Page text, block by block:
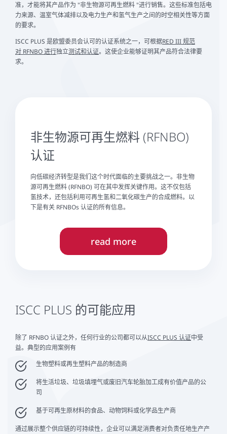
准，才能将其产品作为 "非生物源可再生燃料 "进行销售。这些标准包括电
力来源、温室气体减排以及电力生产和氢气生产之间的时空相关性等方面
的要求。
ISCC PLUS 是欧盟委员会认可的认证系统之一，可根据RED III 规范
对 RFNBO 进行独立测试和认证。这使企业能够证明其产品符合法律要
求。
非生物源可再生燃料 (RFNBO)
认证
向低碳经济转型是我们这个时代面临的主要挑战之一。非生物
源可再生燃料 (RFNBO) 可在其中发挥关键作用。这不仅包括
氢技术，还包括利用可再生氢和二氧化碳生产的合成燃料。以
下是有关 RFNBOs 认证的所有信息。
read more
ISCC PLUS 的可能应用
除了 RFNBO 认证之外，任何行业的公司都可以从ISCC PLUS 认证中受
益。典型的应用案例有
生物塑料或再生塑料产品的制造商
将生活垃圾、垃圾填埋气或废旧汽车轮胎加工成有价值产品的公
司
基于可再生原材料的食品、动物饲料或化学品生产商
通过展示整个供应链的可持续性，企业可以满足消费者对负责任地生产产